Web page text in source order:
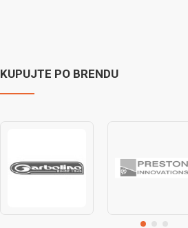
KUPUJTE PO BRENDU